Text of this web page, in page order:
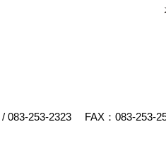
/ 083-253-2323
FAX：083-253-